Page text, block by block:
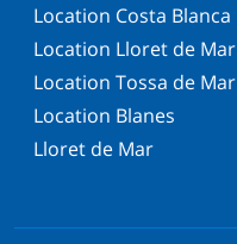
Location Costa Blanca
Location Lloret de Mar
Location Tossa de Mar
Location Blanes
Lloret de Mar